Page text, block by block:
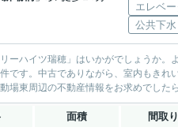
エレベ
公共下水
ーハイツ瑞穂」はいかがでしょうか。
です。中古でありながら、室内もきれ
場東周辺の不動産情報をお求めでした
面積 間取り